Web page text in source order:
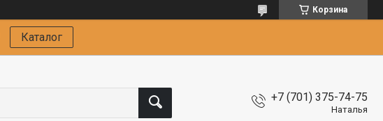
Корзина
Каталог
+7 (701) 375-74-75
Наталья